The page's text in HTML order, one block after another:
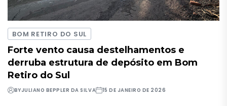
BOM RETIRO DO SUL
Forte vento causa destelhamentos e
derruba estrutura de depósito em Bom
Retiro do Sul
BYJULIANO BEPPLER DA SILVA 15 DE JANEIRO DE 2026